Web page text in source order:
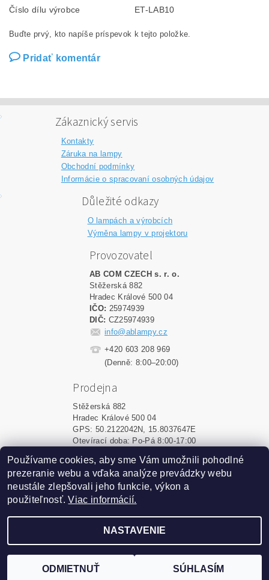
Číslo dílu výrobce ET-LAB10
Buďte prvý, kto napíše príspevok k tejto položke.
Pridať komentár
Zákaznický servis
Kontakty
Záruka na lampy
Obchodní podmínky
Informácie o spracovaní osobných údajov
Důležité odkazy
O lampách a výrobcích
Výměna lampy v projektoru
Provozovatel
AB COM CZECH s. r. o.
Stěžerská 882
Hradec Králové 500 04
IČO: 25974939
DIČ: CZ25974939
info@ablampy.cz
+420 603 208 969
(Denně: 8:00–20:00)
Prodejna
Stěžerská 882
Hradec Králové 500 04
GPS: 50.2122042N, 15.8037647E
Otevírací doba: Po-Pá 8:00-17:00
Shoptet.sk MôjPrvýEshop.sk
Vytvoril Shoptet
Podle zákona o evidenci tržeb je prodávající povinen
vystavit kupujícímu účtenku. Zároveň je povinen zaevidovat
Používame cookies, aby sme Vám umožnili pohodlné
prezeranie webu a vďaka analýze prevádzky webu
neustále zlepšovali jeho funkcie, výkon a
použiteľnosť.Viac informácií.
NASTAVENIE
ODMIETNUŤ SÚHLASÍM